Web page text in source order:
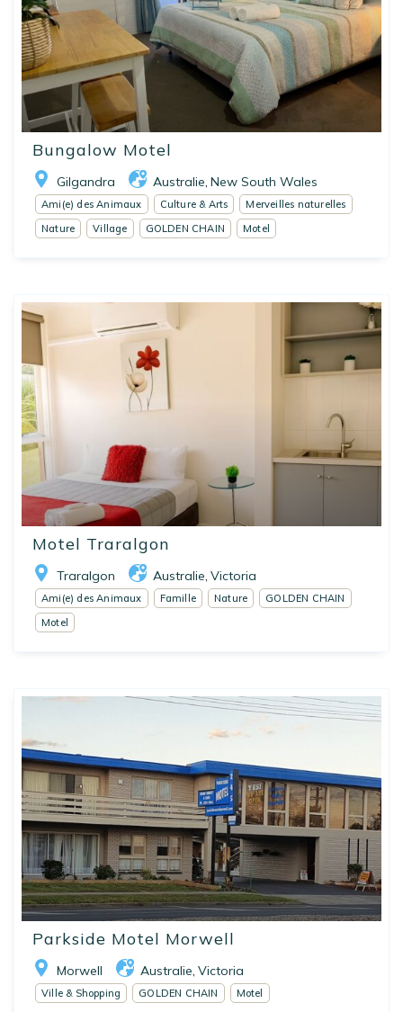
Bungalow Motel
Gilgandra Australie New South Wales
Ami(e) des Animaux Culture & Arts
Merveilles naturelles
Nature
Village GOLDEN CHAIN Motel
Motel Traralgon
Traralgon Australie, Victoria
Ami(e) des Animaux Famille Nature
GOLDEN CHAIN
Motel
Parkside Motel Morwell
Morwell Australie, Victoria
Ville & Shopping GOLDEN CHAIN Motel